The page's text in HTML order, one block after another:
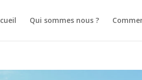
Qui sommes nous ?